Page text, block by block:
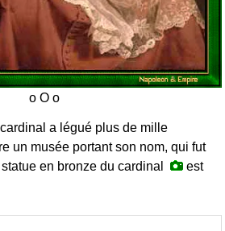
a légué plus de mille
un musée portant son nom, qui fut
en bronze du cardinal
est